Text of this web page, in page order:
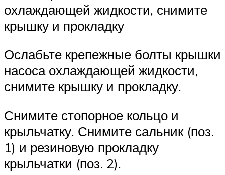
охлаждающей жидкости, снимите
крышку и прокладку
Ослабьте крепежные болты крышки
насоса охлаждающей жидкости,
снимите крышку и прокладку.
Снимите стопорное кольцо и
крыльчатку. Снимите сальник (поз.
1) и резиновую прокладку
крыльчатки (поз. 2).